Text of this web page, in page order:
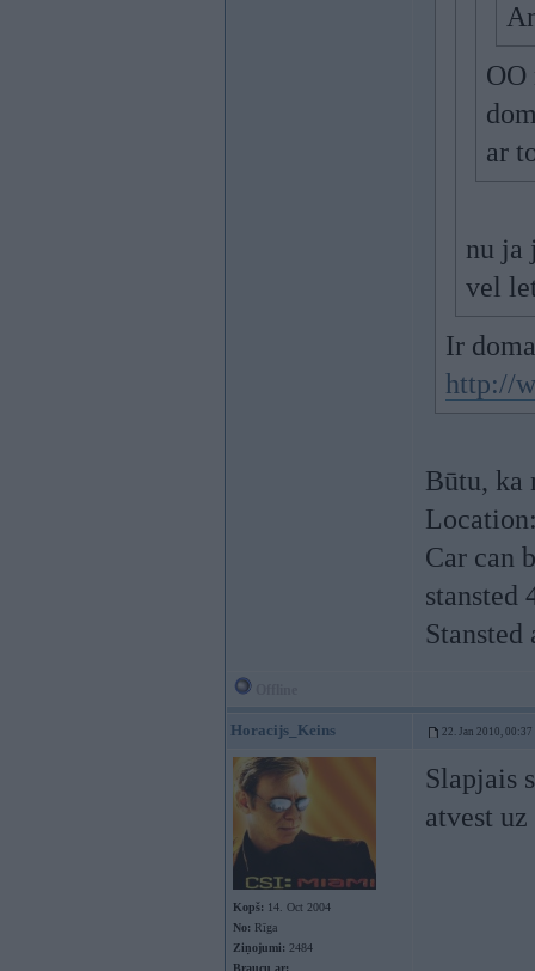
ar
nu ja
vel
Ir
http://
Būtu, ka
Car can
stansted
Horacijs_Keins 22. Jan 2010, 00:37
Kopš: 14. Oct 2004
No: Rīga
Ziņojumi: 2484
Braucu ar:
Slapjais
atvest